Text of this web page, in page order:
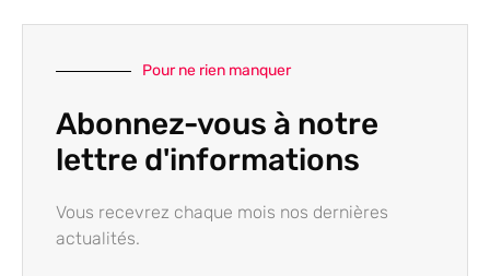
Pour ne rien manquer
Abonnez-vous à notre
lettre d'informations
Vous recevrez chaque mois nos dernières
actualités.